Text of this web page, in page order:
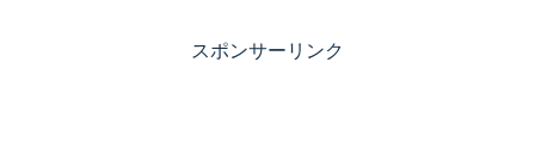
スポンサーリンク